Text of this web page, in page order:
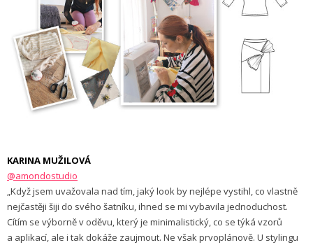
KARINA MUŽILOVÁ
@amondostudio
„Když jsem uvažovala nad tím, jaký look by nejlépe vystihl, co vlastně
nejčastěji šiji do svého šatníku, ihned se mi vybavila jednoduchost.
Cítím se výborně v oděvu, který je minimalistický, co se týká vzorů
a aplikací, ale i tak dokáže zaujmout. Ne však prvoplánově. U stylingu